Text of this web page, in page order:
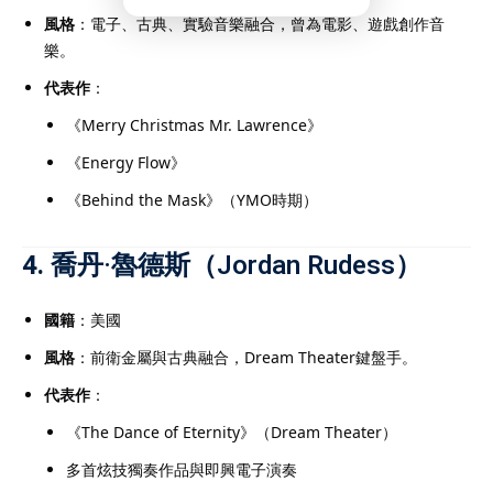
風格 ：電子、古典、實驗音樂融合，曾為電影、遊戲創作音
樂。
代表作：
《Merry Christmas Mr. Lawrence》
《Energy Flow》
《Behind the Mask》（YMO時期）
4. 喬丹·魯德斯（Jordan Rudess）
國籍 ：美國
風格 ：前衛金屬與古典融合，Dream Theater鍵盤手。
代表作：
《The Dance of Eternity》（Dream Theater）
多首炫技獨奏作品與即興電子演奏